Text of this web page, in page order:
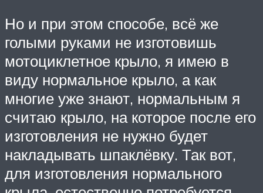
Но и при этом способе, всё же
голыми руками не изготовишь
мотоциклетное крыло, я имею в
виду нормальное крыло, а как
многие уже знают, нормальным я
считаю крыло, на которое после его
изготовления не нужно будет
накладывать шпаклёвку. Так вот,
для изготовления нормального